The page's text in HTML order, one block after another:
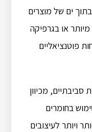
ים של מוצרים
או בגרפיקה
פוטנציאליים
סביבתיים, מכיוון
בחומרים
ויותר לעיצובים